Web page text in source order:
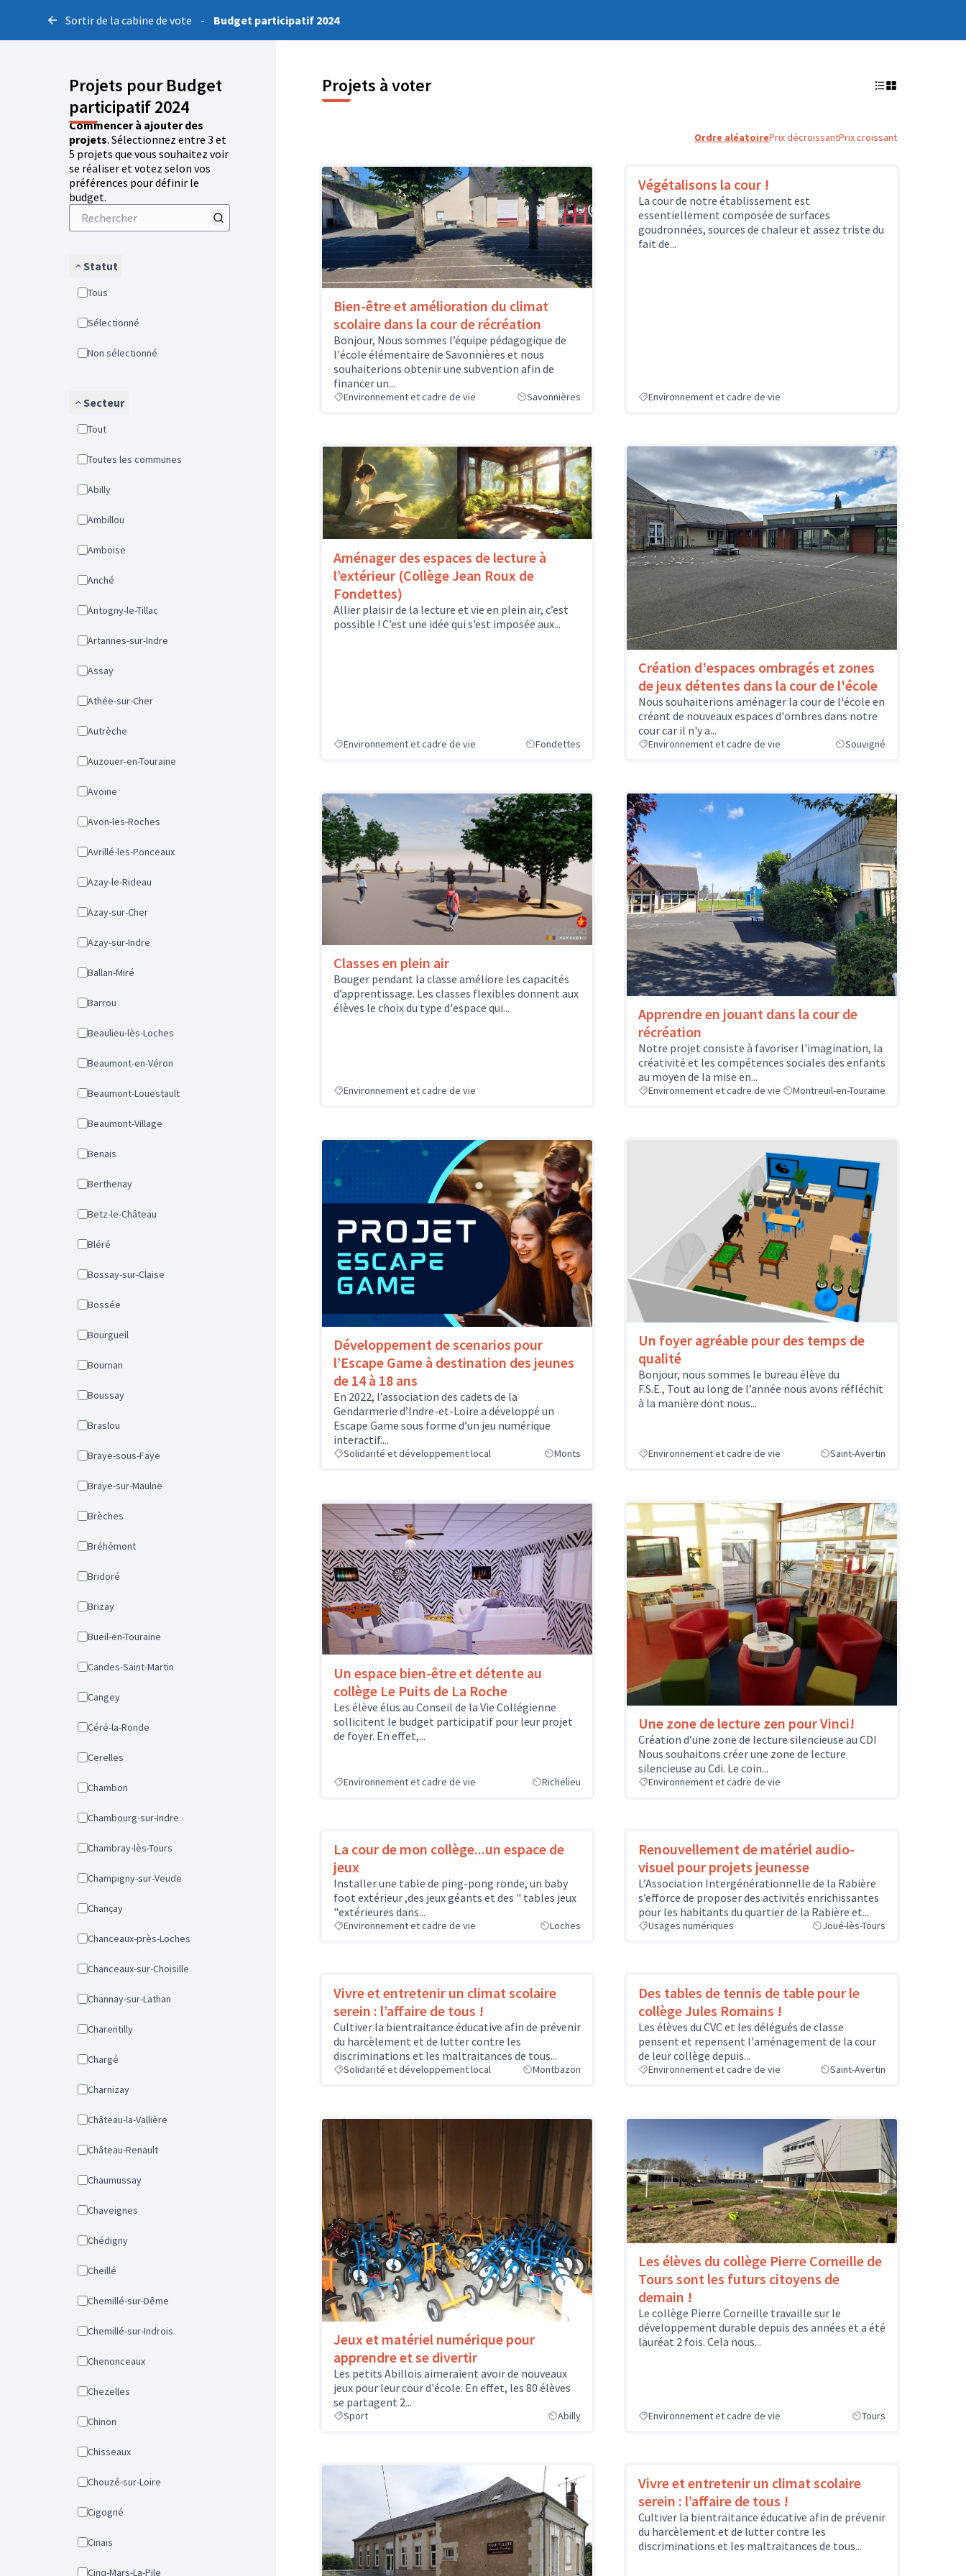
Sortir de la cabine de vote - Budget participatif 2024
Projets pour Budget
participatif 2024
Commencer à ajouter des
projets. Sélectionnez entre 3 et
5 projets que vous souhaitez voir
se réaliser et votez selon vos
préférences pour définir le
budget.
Statut
Tous
Sélectionné
Non sélectionné
Secteur
Tout
Toutes les communes
Abilly
Ambillou
Amboise
Anché
Antogny-le-Tillac
Artannes-sur-Indre
Assay
Athée-sur-Cher
Autrèche
Auzouer-en-Touraine
Avoine
Avon-les-Roches
Avrillé-les-Ponceaux
Azay-le-Rideau
Azay-sur-Cher
Azay-sur-Indre
Ballan-Miré
Barrou
Beaulieu-lès-Loches
Beaumont-en-Véron
Beaumont-Louestault
Beaumont-Village
Benais
Berthenay
Betz-le-Château
Bléré
Bossay-sur-Claise
Bossée
Bourgueil
Bournan
Boussay
Braslou
Braye-sous-Faye
Braye-sur-Maulne
Brèches
Bréhémont
Bridoré
Brizay
Bueil-en-Touraine
Candes-Saint-Martin
Cangey
Céré-la-Ronde
Cerelles
Chambon
Chambourg-sur-Indre
Chambray-lès-Tours
Champigny-sur-Veude
Chançay
Chanceaux-près-Loches
Chanceaux-sur-Choisille
Channay-sur-Lathan
Charentilly
Chargé
Charnizay
Château-la-Vallière
Château-Renault
Chaumussay
Chaveignes
Chédigny
Cheillé
Chemillé-sur-Dême
Chemillé-sur-Indrois
Chenonceaux
Chezelles
Chinon
Chisseaux
Chouzé-sur-Loire
Cigogné
Cinais
Cinq-Mars-La-Pile
Projets à voter
Ordre aléatoirePrix décroissantPrix croissant
Bien-être et amélioration du climat
scolaire dans la cour de récréation
Bonjour, Nous sommes l’équipe pédagogique de
l'école élémentaire de Savonnières et nous
souhaiterions obtenir une subvention afin de
financer un...
Environnement et cadre de vie Savonnières
Végétalisons la cour !
La cour de notre établissement est
essentiellement composée de surfaces
goudronnées, sources de chaleur et assez triste du
fait de...
Environnement et cadre de vie
Aménager des espaces de lecture à
l’extérieur (Collège Jean Roux de
Fondettes)
Allier plaisir de la lecture et vie en plein air, c’est
possible ! C’est une idée qui s’est imposée aux...
Environnement et cadre de vie Fondettes
Création d'espaces ombragés et zones
de jeux détentes dans la cour de l'école
Nous souhaiterions aménager la cour de l'école en
créant de nouveaux espaces d'ombres dans notre
cour car il n'y a...
Environnement et cadre de vie Souvigné
Classes en plein air
Bouger pendant la classe améliore les capacités
d’apprentissage. Les classes flexibles donnent aux
élèves le choix du type d'espace qui...
Environnement et cadre de vie
Apprendre en jouant dans la cour de
récréation
Notre projet consiste à favoriser l'imagination, la
créativité et les compétences sociales des enfants
au moyen de la mise en...
Environnement et cadre de vie Montreuil-en-Touraine
Développement de scenarios pour
l’Escape Game à destination des jeunes
de 14 à 18 ans
En 2022, l’association des cadets de la
Gendarmerie d’Indre-et-Loire a développé un
Escape Game sous forme d’un jeu numérique
interactif....
Solidarité et développement local Monts
Un foyer agréable pour des temps de
qualité
Bonjour, nous sommes le bureau élève du
F.S.E., Tout au long de l’année nous avons réfléchit
à la manière dont nous...
Environnement et cadre de vie Saint-Avertin
Un espace bien-être et détente au
collège Le Puits de La Roche
Les élève élus au Conseil de la Vie Collégienne
sollicitent le budget participatif pour leur projet
de foyer. En effet,...
Environnement et cadre de vie Richelieu
Une zone de lecture zen pour Vinci!
Création d’une zone de lecture silencieuse au CDI
Nous souhaitons créer une zone de lecture
silencieuse au Cdi. Le coin...
Environnement et cadre de vie
La cour de mon collège...un espace de
jeux
Installer une table de ping-pong ronde, un baby
foot extérieur ,des jeux géants et des " tables jeux
"extérieures dans...
Environnement et cadre de vie Loches
Renouvellement de matériel audio-
visuel pour projets jeunesse
L’Association Intergénérationnelle de la Rabière
s’efforce de proposer des activités enrichissantes
pour les habitants du quartier de la Rabière et...
Usages numériques Joué-lès-Tours
Vivre et entretenir un climat scolaire
serein : l’affaire de tous !
Cultiver la bientraitance éducative afin de prévenir
du harcèlement et de lutter contre les
discriminations et les maltraitances de tous...
Solidarité et développement local Montbazon
Des tables de tennis de table pour le
collège Jules Romains !
Les élèves du CVC et les délégués de classe
pensent et repensent l'aménagement de la cour
de leur collège depuis...
Environnement et cadre de vie Saint-Avertin
Jeux et matériel numérique pour
apprendre et se divertir
Les petits Abillois aimeraient avoir de nouveaux
jeux pour leur cour d'école. En effet, les 80 élèves
se partagent 2...
Sport Abilly
Les élèves du collège Pierre Corneille de
Tours sont les futurs citoyens de
demain !
Le collège Pierre Corneille travaille sur le
développement durable depuis des années et a été
lauréat 2 fois. Cela nous...
Environnement et cadre de vie Tours
Vivre et entretenir un climat scolaire
serein : l’affaire de tous !
Cultiver la bientraitance éducative afin de prévenir
du harcèlement et de lutter contre les
discriminations et les maltraitances de tous...